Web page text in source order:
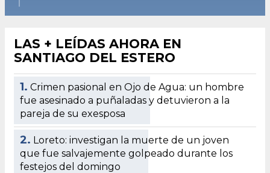
LAS + LEÍDAS AHORA EN
SANTIAGO DEL ESTERO
1. Crimen pasional en Ojo de Agua: un hombre
fue asesinado a puñaladas y detuvieron a la
pareja de su exesposa
2. Loreto: investigan la muerte de un joven
que fue salvajemente golpeado durante los
festejos del domingo